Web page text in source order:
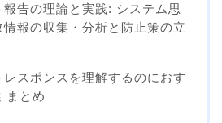
報告の理論と実践: システム思
報の収集・分析と防止策の立
レスポンスを理解するのにおす
まとめ